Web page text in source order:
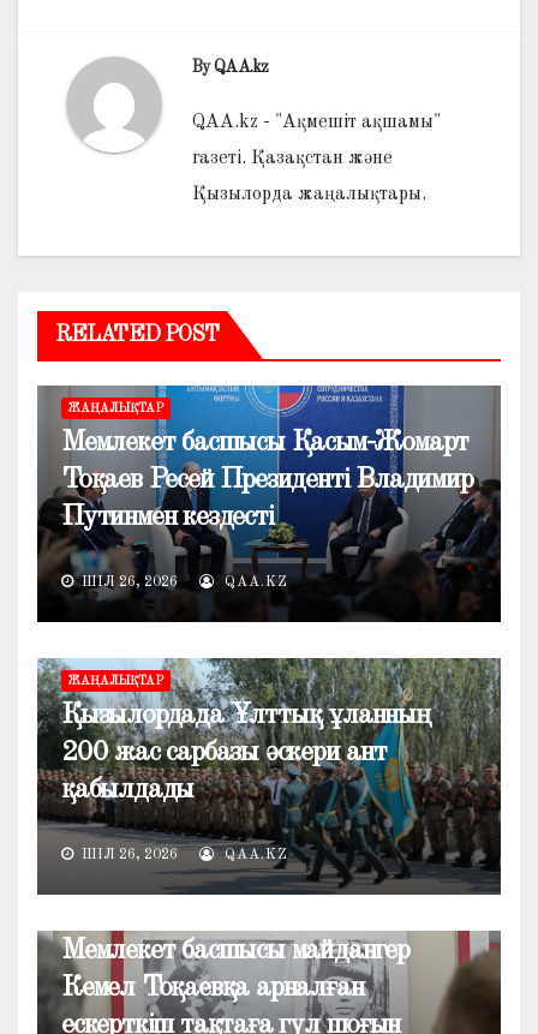
ByQAA.kz
QAA.kz - "Ақмешіт ақшамы"
газеті. Қазақстан және
Қызылорда жаңалықтары.
RELATED POST
ЖАҢАЛЫҚТАР
Мемлекет басшысы Қасым-Жомарт
Тоқаев Ресей Президенті Владимир
Путинмен кездесті
ШІЛ 26, 2026 QAA.KZ
ЖАҢАЛЫҚТАР
Қызылордада Ұлттық ұланның
200 жас сарбазы әскери ант
қабылдады
ШІЛ 26, 2026 QAA.KZ
Мемлекет басшысы майдангер
Кемел Тоқаевқа арналған
ескерткіш тақтаға гүл шоғын